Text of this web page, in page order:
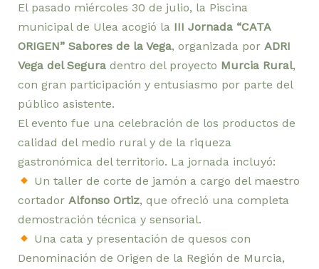
El pasado miércoles 30 de julio, la Piscina
municipal de Ulea acogió la III Jornada “CATA
ORIGEN” Sabores de la Vega, organizada por ADRI
Vega del Seguradentro del proyecto Murcia Rural,
con gran participación y entusiasmo por parte del
público asistente.
El evento fue una celebración de los productos de
calidad del medio rural y de la riqueza
gastronómica del territorio. La jornada incluyó:
Un taller de corte de jamón a cargo del maestro
cortador Alfonso Ortiz, que ofreció una completa
demostración técnica y sensorial.
Una cata y presentación de quesos con
Denominación de Origen de la Región de Murcia,